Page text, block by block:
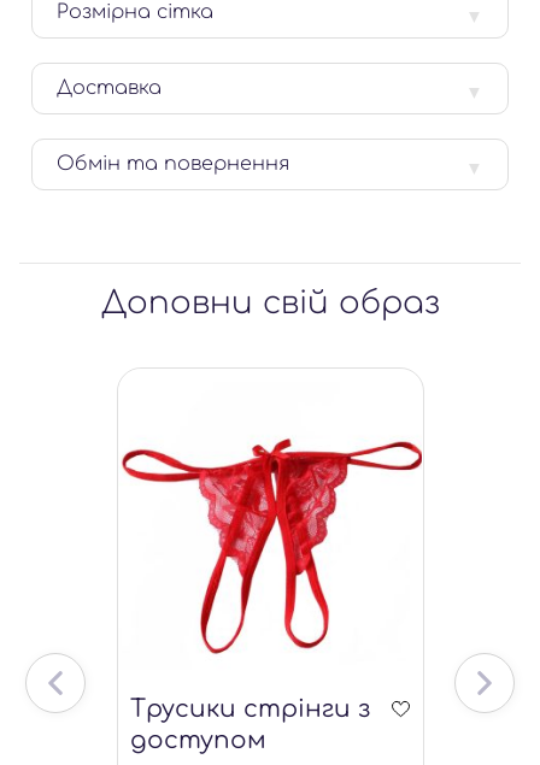
Розмірна сітка
Доставка
Обмін та повернення
Доповни свій образ
Трусики стрінги з
доступом